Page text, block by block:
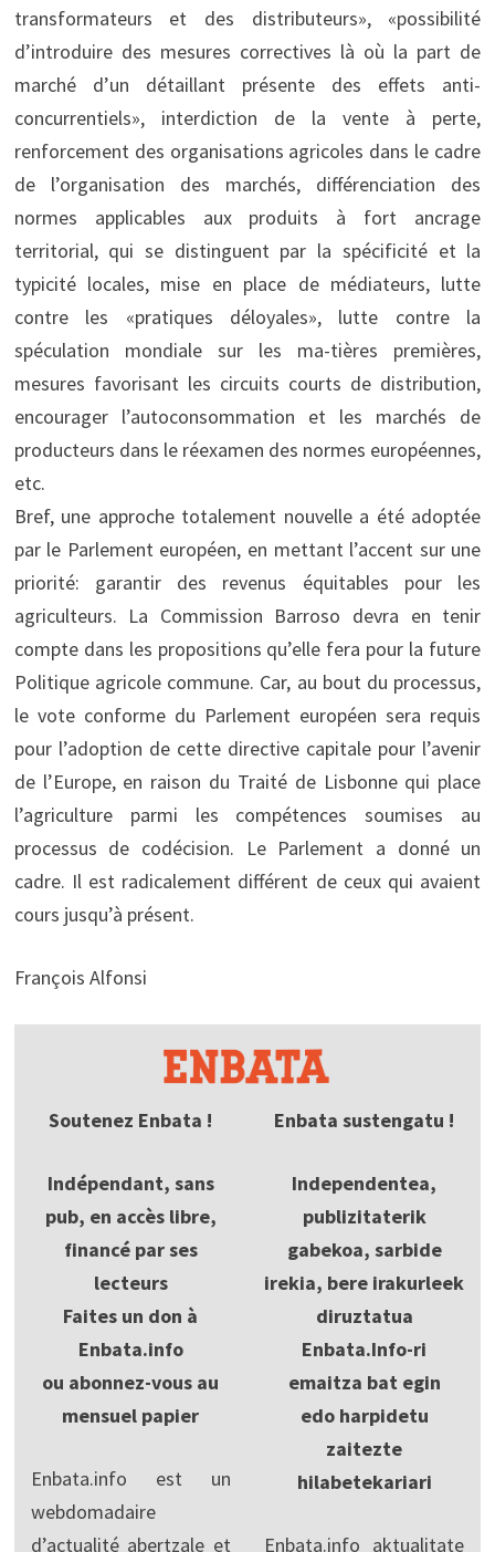
transformateurs et des distributeurs», «possibilité
d’introduire des mesures correctives là où la part de
marché d’un détaillant présente des effets anti-
concurrentiels», interdiction de la vente à perte,
renforcement des organisations agricoles dans le cadre
de l’organisation des marchés, différenciation des
normes applicables aux produits à fort ancrage
territorial, qui se distinguent par la spécificité et la
typicité locales, mise en place de médiateurs, lutte
contre les «pratiques déloyales», lutte contre la
spéculation mondiale sur les ma-tières premières,
mesures favorisant les circuits courts de distribution,
encourager l’autoconsommation et les marchés de
producteurs dans le réexamen des normes européennes,
etc.
Bref, une approche totalement nouvelle a été adoptée
par le Parlement européen, en mettant l’accent sur une
priorité: garantir des revenus équitables pour les
agriculteurs. La Commission Barroso devra en tenir
compte dans les propositions qu’elle fera pour la future
Politique agricole commune. Car, au bout du processus,
le vote conforme du Parlement européen sera requis
pour l’adoption de cette directive capitale pour l’avenir
de l’Europe, en raison du Traité de Lisbonne qui place
l’agriculture parmi les compétences soumises au
processus de codécision. Le Parlement a donné un
cadre. Il est radicalement différent de ceux qui avaient
cours jusqu’à présent.
François Alfonsi
Soutenez Enbata !
Indépendant, sans
pub, en accès libre,
financé par ses
lecteurs
Faites un don à
Enbata.info
ou abonnez-vous au
mensuel papier
Enbata.info est un
webdomadaire
d’actualité abertzale et
Enbata sustengatu !
Independentea,
publizitaterik
gabekoa, sarbide
irekia, bere irakurleek
diruztatua
Enbata.Info-ri
emaitza bat egin
edo harpidetu
zaitezte
hilabetekariari
Enbata.info aktualitate